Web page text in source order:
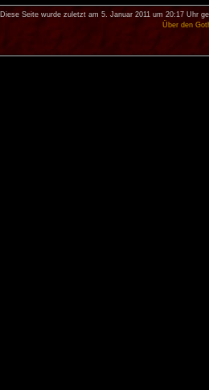
Diese Seite wurde zuletzt am 5. Januar 2011 um 20:17 Uhr
Über den